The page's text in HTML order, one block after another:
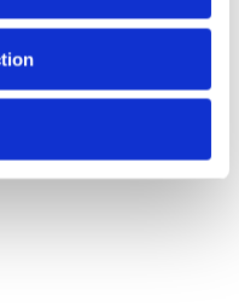
png, pdf, jpeg, heif, Max.
bestanden: 10.